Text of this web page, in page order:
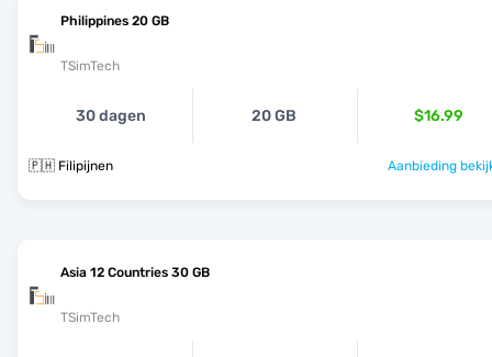
Philippines 20 GB
TSimTech
30 dagen 20 GB $16.99
🇵🇭 Filipijnen Aanbieding
Asia 12 Countries 30 GB
TSimTech